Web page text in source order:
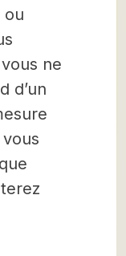
ou
ne
d’un